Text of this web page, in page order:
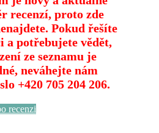
recenzí, proto zde
Pokud řešíte
a potřebujete vědět,
ze seznamu je
neváhejte nám
+420 705 204 206.
recenzi